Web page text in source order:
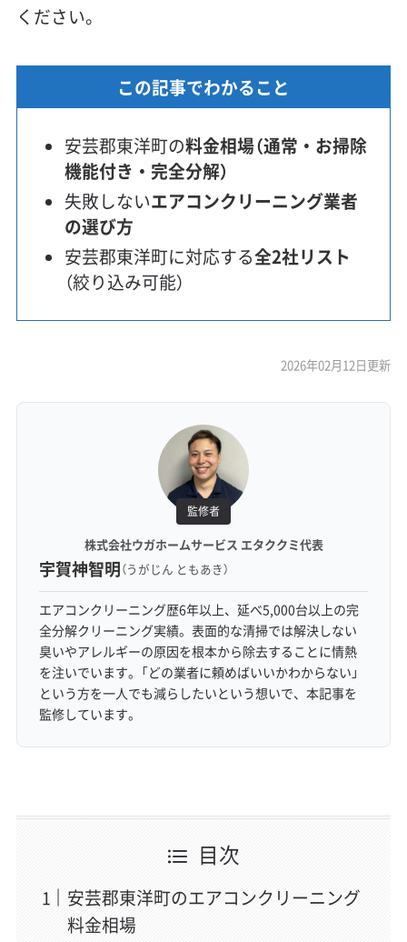
ください。
この記事でわかること
安芸郡東洋町の料金相場（通常・お掃除
機能付き・完全分解）
失敗しないエアコンクリーニング業者
の選び方
安芸郡東洋町に対応する全2社リスト
（絞り込み可能）
2026年02月12日更新
監修者
株式会社ウガホームサービス エタククミ代表
宇賀神智明（うがじん ともあき）
エアコンクリーニング歴6年以上、延べ5,000台以上の完
全分解クリーニング実績。表面的な清掃では解決しない
臭いやアレルギーの原因を根本から除去することに情熱
を注いでいます。「どの業者に頼めばいいかわからない」
という方を一人でも減らしたいという想いで、本記事を
監修しています。
目次
安芸郡東洋町のエアコンクリーニング
料金相場